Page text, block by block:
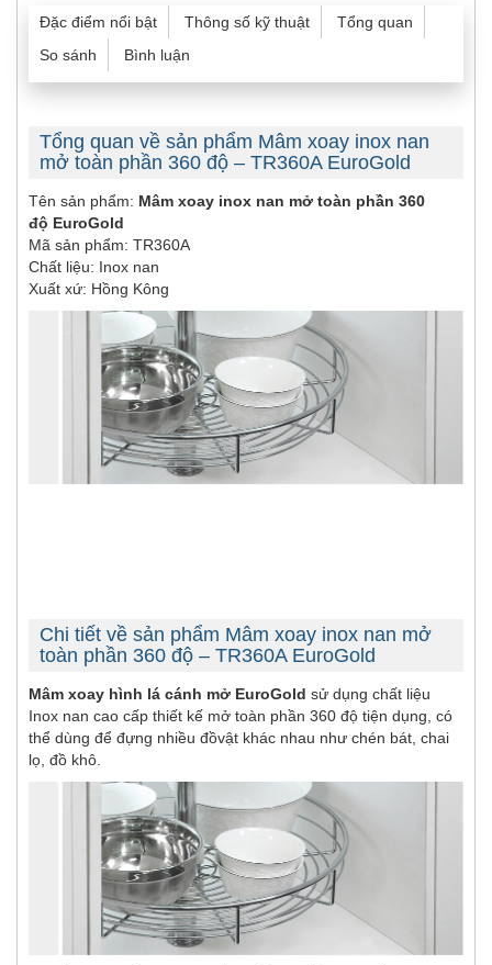
Đặc điểm nổi bật Thông số kỹ thuật
Tổng quan
So sánh
Bình luận
Tổng quan về sản phẩm Mâm xoay inox nan
mở toàn phần 360 độ – TR360A EuroGold
Tên sản phẩm: Mâm xoay inox nan mở toàn phần 360
độ EuroGold
Mã sản phẩm: TR360A
Chất liệu: Inox nan
Xuất xứ: Hồng Kông
Chi tiết về sản phẩm Mâm xoay inox nan mở
toàn phần 360 độ – TR360A EuroGold
Mâm xoay hình lá cánh mở EuroGold sử dụng chất liệu
Inox nan cao cấp thiết kế mở toàn phần 360 độ tiện dụng, có
thể dùng để đựng nhiều đồvật khác nhau như chén bát, chai
lọ, đồ khô.